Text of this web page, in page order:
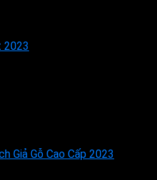
2023
Giả Gỗ Cao Cấp 2023